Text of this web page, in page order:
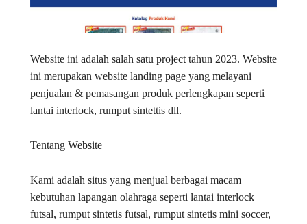
Website ini adalah salah satu project tahun 2023. Website
ini merupakan website landing page yang melayani
penjualan & pemasangan produk perlengkapan seperti
lantai interlock, rumput sintettis dll.
Tentang Website
Kami adalah situs yang menjual berbagai macam
kebutuhan lapangan olahraga seperti lantai interlock
futsal, rumput sintetis futsal, rumput sintetis mini soccer,